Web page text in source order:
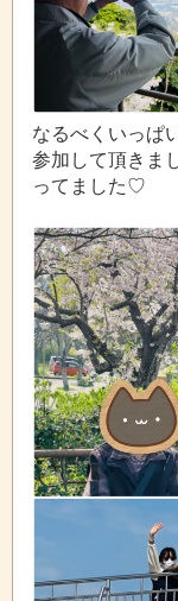
なるべくいっぱ
参加して頂きま
ってました♡